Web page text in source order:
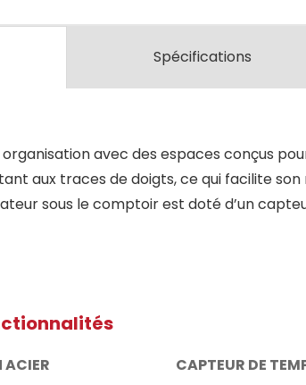
Spécifications
avec des espaces conçus
aux traces de doigts, ce qui facilite
sous le comptoir est doté d’un
ACIER
CAPTEUR DE